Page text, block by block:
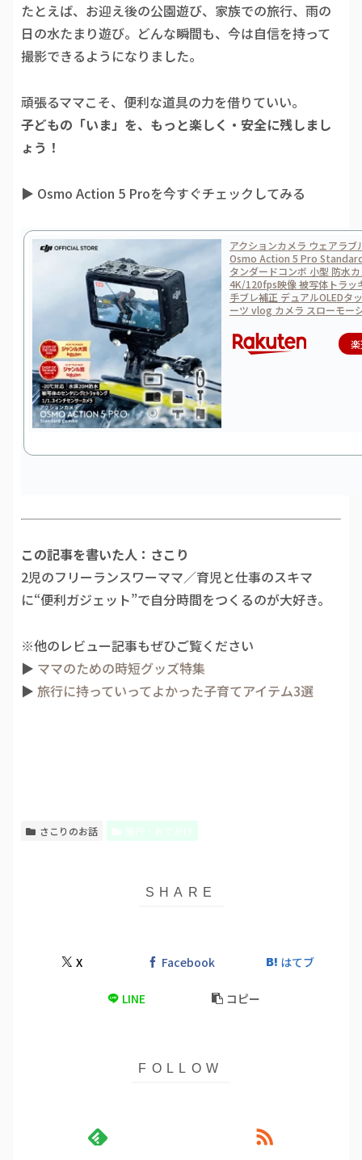
たとえば、お迎え後の公園遊び、家族での旅行、雨の
日の水たまり遊び。どんな瞬間も、今は自信を持って
撮影できるようになりました。
頑張るママこそ、便利な道具の力を借りていい。
子どもの「いま」を、もっと楽しく・安全に残しまし
ょう！
▶︎ Osmo Action 5 Proを今すぐチェックしてみる
アクションカメラ ウェアラブ
Osmo Action 5 Pro
タンダードコンボ 小型 防水
4K/120fps映像 被写体トラッ
手ブレ補正 デュアルOLEDタ
ーツ vlog カメラ スローモー
この記事を書いた人：さこり
2児のフリーランスワーママ／育児と仕事のスキマ
に“便利ガジェット”で自分時間をつくるのが大好き。
※他のレビュー記事もぜひご覧ください
▶︎ ママのための時短グッズ特集
▶︎ 旅行に持っていってよかった子育てアイテム3選
さこりのお話
X Facebook はてブ
LINE コピー